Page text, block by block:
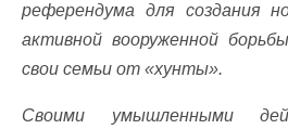
референдума для создания
активной вооруженной
свои семьи от «хунты».
Своими умышленными